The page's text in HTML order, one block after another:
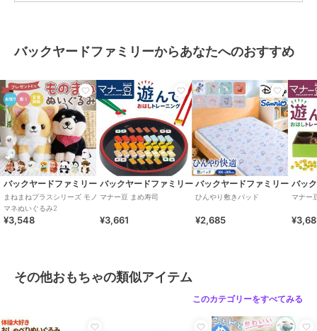
プレゼント 贈り物 ギフト お返し 引っ越し祝い 新生活 お祝い 内祝い
まねまねトコトコ ぬいぐるみ おしゃぺり 通販 まねまね トコトコ ま
ねまねぬいぐるみ 歩いてまねまね 歩いてモノマネ おもちゃ ものまね
モノマネ 人形 歩く しゃべる 動く かわいい グッズ オスト ギフト
この商品は、不良品のみ返品を承ります
ブランド バックヤードファミリー
ショップ バックヤードファミリー
商品カテゴリ ホビー・ゲーム
その他おもち
コ、豆シバ
バックヤードファミリーからあなたへのおすすめ
バックヤードファミリー
まねまねプラスシリーズ モノ
マネぬいぐるみ2
¥3,548
バックヤードファミリー
マナー豆 まめ寿司
¥3,661
バックヤードファミリー
ひんやり敷きパッド
¥2,685
バッ
マナー
その他おもちゃの類似アイテム
このカテゴリーをすべてみる